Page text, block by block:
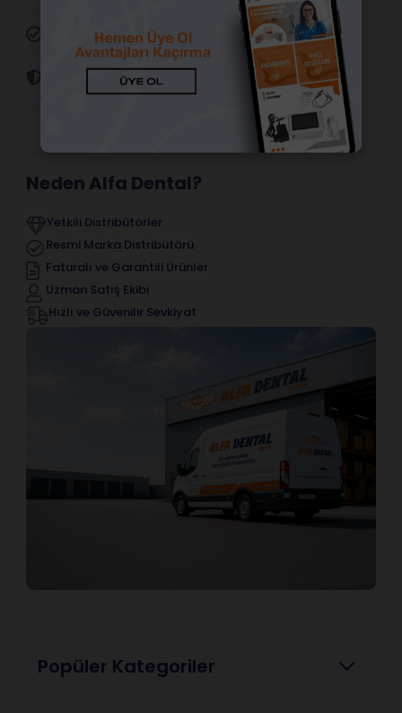
Orijinal Ürün Garantisi
Güvenli Alışveriş
Neden Alfa Dental?
Yetkili Distribütörler
Resmi Marka Distribütörü
Faturalı ve Garantili Ürünler
Uzman Satış Ekibi
Hızlı ve Güvenilir Sevkiyat
Popüler Kategoriler